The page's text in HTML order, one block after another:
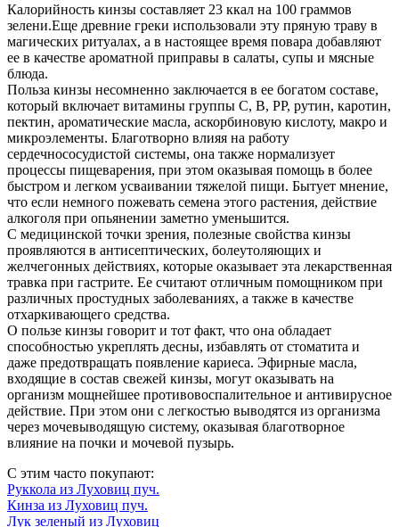
Калорийность кинзы составляет 23 ккал на 100 граммов
зелени.Еще древние греки использовали эту пряную траву в
магических ритуалах, а в настоящее время повара добавляют
ее в качестве ароматной приправы в салаты, супы и мясные
блюда.
Польза кинзы несомненно заключается в ее богатом составе,
который включает витамины группы С, В, РР, рутин, каротин,
пектин, ароматические масла, аскорбиновую кислоту, макро и
микроэлементы. Благотворно влияя на работу
сердечнососудистой системы, она также нормализует
процессы пищеварения, при этом оказывая помощь в более
быстром и легком усваивании тяжелой пищи. Бытует мнение,
что если немного пожевать семена этого растения, действие
алкоголя при опьянении заметно уменьшится.
С медицинской точки зрения, полезные свойства кинзы
проявляются в антисептических, болеутоляющих и
желчегонных действиях, которые оказывает эта лекарственная
травка при гастрите. Ее считают отличным помощником при
различных простудных заболеваниях, а также в качестве
отхаркивающего средства.
О пользе кинзы говорит и тот факт, что она обладает
способностью укреплять десны, избавлять от стоматита и
даже предотвращать появление кариеса. Эфирные масла,
входящие в состав свежей кинзы, могут оказывать на
организм мощнейшее противовоспалительное и антивирусное
действие. При этом они с легкостью выводятся из организма
через мочевыводящую систему, оказывая благотворное
влияние на почки и мочевой пузырь.
С этим часто покупают:
Руккола из Луховиц пуч.
Кинза из Луховиц пуч.
Лук зеленый из Луховиц